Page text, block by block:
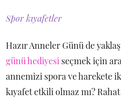
Spor kıyafetler
Hazır Anneler Günü de
günü hediyesi seçmek için
annemizi spora ve harekete
kıyafet etkili olmaz mı?